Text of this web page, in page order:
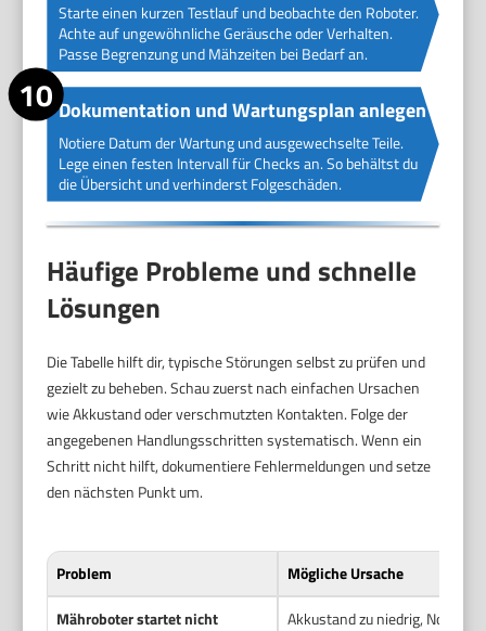
Starte einen kurzen Testlauf und beobachte den Roboter.
Achte auf ungewöhnliche Geräusche oder Verhalten.
Passe Begrenzung und Mähzeiten bei Bedarf an.
Dokumentation und Wartungsplan anlegen
Notiere Datum der Wartung und ausgewechselte Teile.
Lege einen festen Intervall für Checks an. So behältst du
die Übersicht und verhinderst Folgeschäden.
Häufige Probleme und schnelle
Lösungen
Die Tabelle hilft dir, typische Störungen selbst zu prüfen und
gezielt zu beheben. Schau zuerst nach einfachen Ursachen
wie Akkustand oder verschmutzten Kontakten. Folge der
angegebenen Handlungsschritten systematisch. Wenn ein
Schritt nicht hilft, dokumentiere Fehlermeldungen und setze
den nächsten Punkt um.
Problem
Mögliche Ursache
Mähroboter startet nicht
Akkustand zu niedrig, Not-